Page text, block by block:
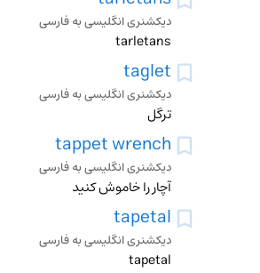
دیکشنری انگلیسی به فارسی
tarletans
taglet
دیکشنری انگلیسی به فارسی
ترگل
tappet wrench
دیکشنری انگلیسی به فارسی
آچار را خاموش کنید
tapetal
دیکشنری انگلیسی به فارسی
tapetal